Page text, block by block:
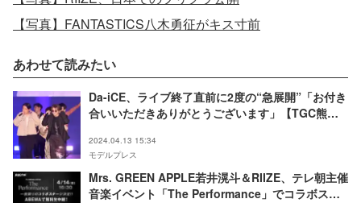
【写真】FANTASTICS八木勇征がキス寸前
あわせて読みたい
Da-iCE、ライブ終了直前に2度の“急展開”「お付き
合いいただきありがとうございます」【TGC熊本
2024.04.13 15:34
モデルプレス
Mrs. GREEN APPLE若井滉斗＆RIIZE、テレ朝主催
音楽イベント「The Performance」でコラボステ